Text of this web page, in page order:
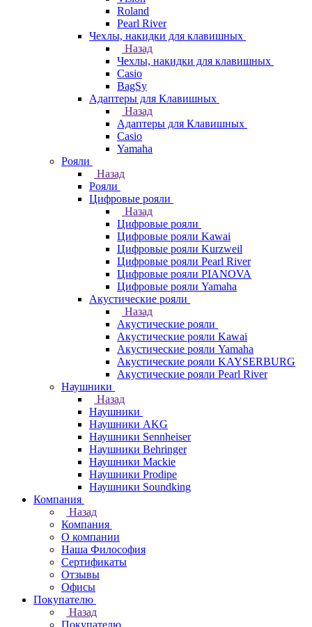
Roland
Pearl River
Чехлы, накидки для клавишных
Назад
Чехлы, накидки для клавишных
Casio
BagSy
Адаптеры для Клавишных
Назад
Адаптеры для Клавишных
Casio
Yamaha
Рояли
Назад
Рояли
Цифровые рояли
Назад
Цифровые рояли
Цифровые рояли Kawai
Цифровые рояли Kurzweil
Цифровые рояли Pearl River
Цифровые рояли PIANOVA
Цифровые рояли Yamaha
Акустические рояли
Назад
Акустические рояли
Акустические рояли Kawai
Акустические рояли Yamaha
Акустические рояли KAYSERBURG
Акустические рояли Pearl River
Наушники
Назад
Наушники
Наушники AKG
Наушники Sennheiser
Наушники Behringer
Наушники Mackie
Наушники Prodipe
Наушники Soundking
Компания
Назад
Компания
О компании
Наша Философия
Сертификаты
Отзывы
Офисы
Покупателю
Назад
Покупателю